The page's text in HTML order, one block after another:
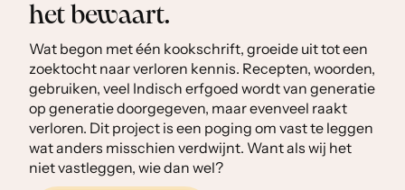
het bewaart.
Wat begon met één kookschrift, groeide uit tot een
zoektocht naar verloren kennis. Recepten, woorden,
gebruiken, veel Indisch erfgoed wordt van generatie
op generatie doorgegeven, maar evenveel raakt
verloren. Dit project is een poging om vast te leggen
wat anders misschien verdwijnt. Want als wij het
niet vastleggen, wie dan wel?